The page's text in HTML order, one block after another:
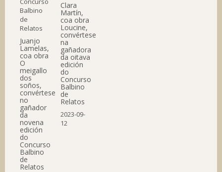
Juanjo
Lamelas,
coa obra
O
meigallo
dos
soños,
convértese
no
gañador
da
novena
edición
do
Concurso
Balbino
de
Relatos
Clara
Martín,
coa obra
Loucine,
convértese
na
gañadora
da oitava
edición
do
Concurso
Balbino
de
Relatos
2023-09-
12